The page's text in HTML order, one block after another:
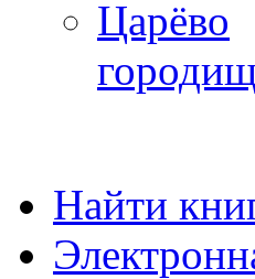
Царёво
Найти